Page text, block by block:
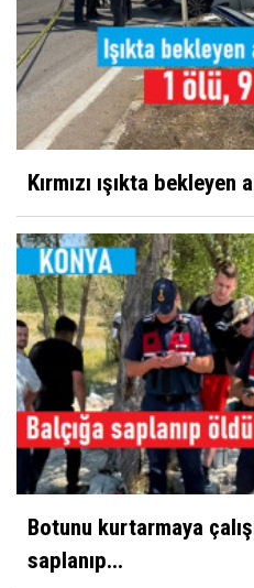
Kırmızı ışıkta
Botunu kurtarmaya
saplanıp...